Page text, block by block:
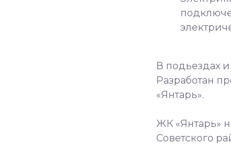
В подьездах
Разработан
«Янтарь».
ЖК «Янтарь»
Советского